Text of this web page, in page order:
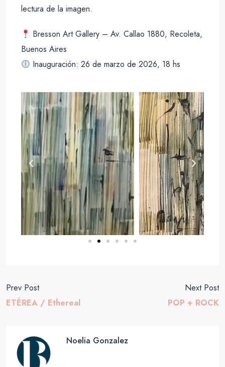
lectura de la imagen.
BressonArtGallery –Av.Callao 1880, Recoleta,
Buenos Aires
Inauguración:26demarzode2026, 18hs
Prev Post
ETÉREA / Ethereal
Next Post
POP + ROCK
Noelia Gonzalez